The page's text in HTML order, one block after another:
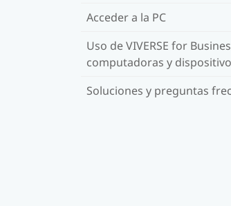
Acceder a la PC
Uso de VIVERSE for
computadoras y
Soluciones y preguntas